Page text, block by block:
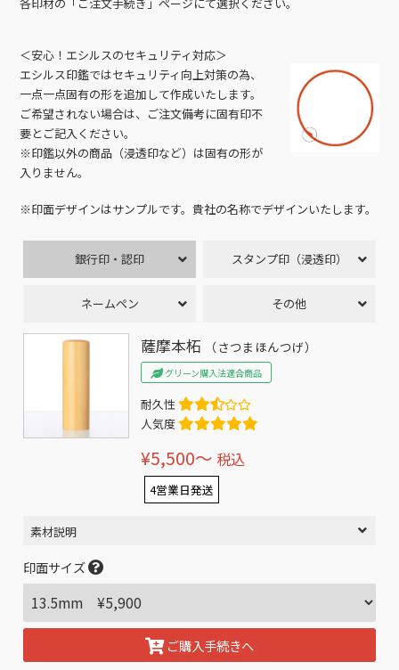
＜安心！エシルスのセキュリティ対応＞
エシルス印鑑ではセキュリティ向上対策の為、
一点一点固有の形を追加して作成いたします。
ご希望されない場合は、ご注文備考に固有印不
要とご記入ください。
※印鑑以外の商品（浸透印など）は固有の形が
入りません。
※印面デザインはサンプルです。貴社の名称でデザインいたします。
銀行印・認印 スタンプ印（浸透印）
ネームペン その他
薩摩本柘 （さつまほんつげ）
グリーン購入法適合商品
耐久性
人気度
¥5,500〜 税込
4営業日発送
素材説明
印面サイズ
ご購入手続きへ